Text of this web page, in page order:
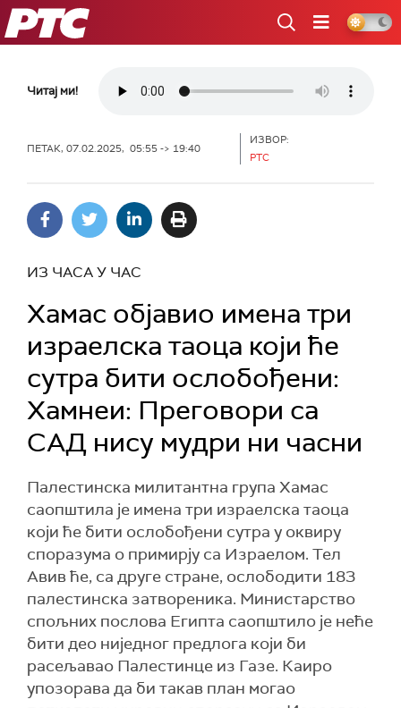
РТС
Читај ми!
ПЕТАК, 07.02.2025, 05:55 -> 19:40
ИЗВОР:
РТС
ИЗ ЧАСА У ЧАС
Хамас објавио имена три
израелска таоца који ће
сутра бити ослобођени:
Хамнеи: Преговори са
САД нису мудри ни часни
Палестинска милитантна група Хамас
саопштила је имена три израелска таоца
који ће бити ослобођени сутра у оквиру
споразума о примирју са Израелом. Тел
Авив ће, са друге стране, ослободити 183
палестинска затвореника. Министарство
спољних послова Египта саопштило је неће
бити део ниједног предлога који би
расељавао Палестинце из Газе. Каиро
упозорава да би такав план могао